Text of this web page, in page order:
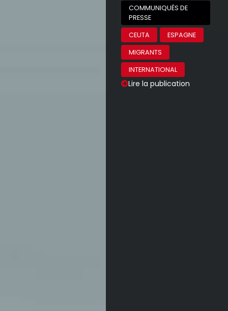
COMMUNIQUÉS DE
PRESSE
CEUTA
ESPAGNE
MIGRANTS
INTERNATIONAL
Lire la publication